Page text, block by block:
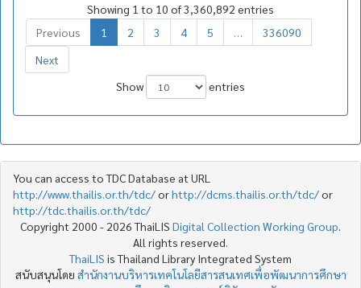
Showing 1 to 10 of 3,360,892 entries
Previous
1 2 3 4 5 …
336090
Next
Show
entries
You can access to TDC Database at URL
http://www.thailis.or.th/tdc/orhttp://dcms.thailis.or.th/tdc/or
http://tdc.thailis.or.th/tdc/
Copyright 2000 - 2026 ThaiLIS Digital Collection Working Group.
All rights reserved.
ThaiLIS is Thailand Library Integrated System
สนับสนุนโดย สำนักงานบริหารเทคโนโลยีสารสนเทศเพื่อพัฒนาการศึกษา